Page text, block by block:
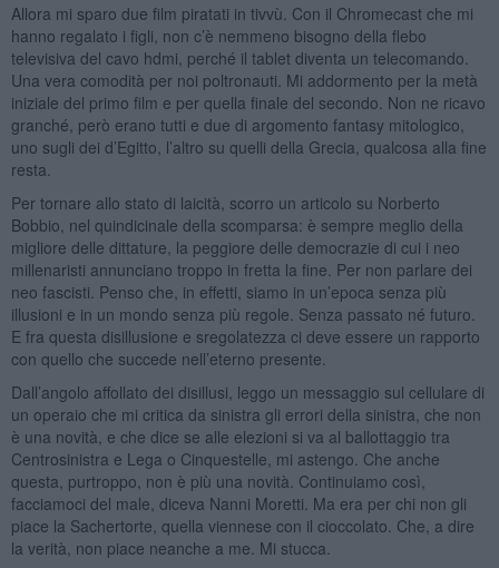
Allora mi sparo due film piratati in tivvù. Con il Chromecast che mi
hanno regalato i figli, non c’è nemmeno bisogno della flebo
televisiva del cavo hdmi, perché il tablet diventa un telecomando.
Una vera comodità per noi poltronauti. Mi addormento per la metà
iniziale del primo film e per quella finale del secondo. Non ne ricavo
granché, però erano tutti e due di argomento fantasy mitologico,
uno sugli dei d’Egitto, l’altro su quelli della Grecia, qualcosa alla fine
resta.
Per tornare allo stato di laicità, scorro un articolo su Norberto
Bobbio, nel quindicinale della scomparsa: è sempre meglio della
migliore delle dittature, la peggiore delle democrazie di cui i neo
millenaristi annunciano troppo in fretta la fine. Per non parlare dei
neo fascisti. Penso che, in effetti, siamo in un’epoca senza più
illusioni e in un mondo senza più regole. Senza passato né futuro.
E fra questa disillusione e sregolatezza ci deve essere un rapporto
con quello che succede nell’eterno presente.
Dall’angolo affollato dei disillusi, leggo un messaggio sul cellulare di
un operaio che mi critica da sinistra gli errori della sinistra, che non
è una novità, e che dice se alle elezioni si va al ballottaggio tra
Centrosinistra e Lega o Cinquestelle, mi astengo. Che anche
questa, purtroppo, non è più una novità. Continuiamo così,
facciamoci del male, diceva Nanni Moretti. Ma era per chi non gli
piace la Sachertorte, quella viennese con il cioccolato. Che, a dire
la verità, non piace neanche a me. Mi stucca.